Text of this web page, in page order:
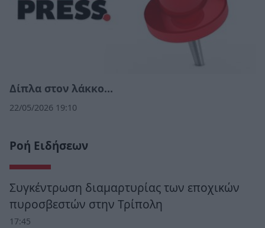
Δίπλα στον λάκκο…
22/05/2026 19:10
Ροή Ειδήσεων
Συγκέντρωση διαμαρτυρίας των εποχικών
πυροσβεστών στην Τρίπολη
17:45